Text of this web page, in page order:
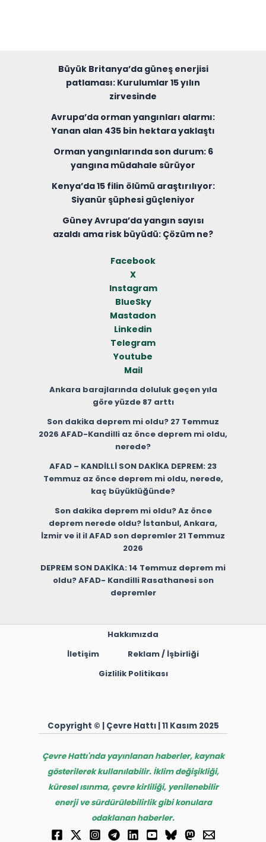
Büyük Britanya’da güneş enerjisi
patlaması: Kurulumlar 15 yılın
zirvesinde
Avrupa’da orman yangınları alarmı:
Yanan alan 435 bin hektara yaklaştı
Orman yangınlarında son durum: 6
yangına müdahale sürüyor
Kenya’da 15 filin ölümü araştırılıyor:
Siyanür şüphesi güçleniyor
Güney Avrupa’da yangın sayısı
azaldı ama risk büyüdü: Çözüm ne?
Facebook
X
Instagram
BlueSky
Mastadon
Linkedin
Telegram
Youtube
Mail
Ankara barajlarında doluluk geçen yıla
göre yüzde 87 arttı
Son dakika deprem mi oldu? 27 Temmuz
2026 AFAD-Kandilli az önce deprem mi oldu,
nerede?
AFAD – KANDİLLİ SON DAKİKA DEPREM: 23
Temmuz az önce deprem mi oldu, nerede,
kaç büyüklüğünde?
Son dakika deprem mi oldu? Az önce
deprem nerede oldu? İstanbul, Ankara,
İzmir ve il il AFAD son depremler 21 Temmuz
2026
DEPREM SON DAKİKA: 14 Temmuz deprem mi
oldu? AFAD- Kandilli Rasathanesi son
depremler
Hakkımızda
İletişim
Reklam / İşbirliği
Gizlilik Politikası
Copyright © | Çevre Hattı | 11 Kasım 2025
Çevre Hattı'nda yayınlanan haberler, kaynak
gösterilerek kullanılabilir. İklim değişikliği,
küresel ısınma, çevre kirliliği, yenilenebilir
enerji ve sürdürülebilirlik gibi konulara
odaklanan haberler.